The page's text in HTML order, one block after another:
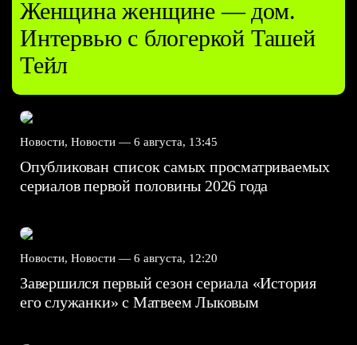
Женщина женщине — дом.
Интервью с блогеркой Ташей
Тейл
Новости, Новости — 6 августа, 13:45
Опубликован список самых просматриваемых
сериалов первой половины 2026 года
Новости, Новости — 6 августа, 12:20
Завершился первый сезон сериала «История
его служанки» с Матвеем Лыковым